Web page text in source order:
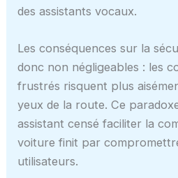
des assistants vocaux.
Les conséquences sur la
donc non négligeables : les
frustrés risquent plus
yeux de la route. Ce
assistant censé faciliter la
voiture finit par
utilisateurs.